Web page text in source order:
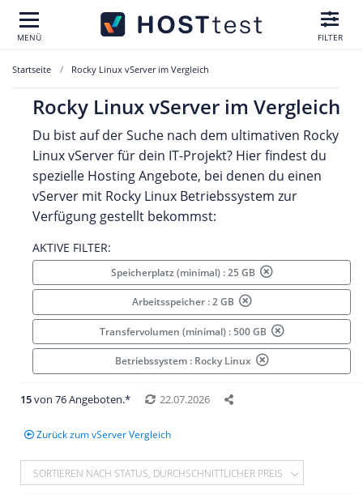
MENÜ FILTER
Startseite Rocky Linux vServer im Vergleich
Rocky Linux vServer im Vergleich
Du bist auf der Suche nach dem ultimativen Rocky
Linux vServer für dein IT-Projekt? Hier findest du
spezielle Hosting Angebote, bei denen du einen
vServer mit Rocky Linux Betriebssystem zur
Verfügung gestellt bekommst:
AKTIVE FILTER:
Speicherplatz (minimal) : 25 GB
Arbeitsspeicher : 2 GB
Transfervolumen (minimal) : 500 GB
Betriebssystem : Rocky Linux
15von 76 Angeboten.* 22.07.2026
Zurück zum vServer Vergleich
SORTIEREN NACH STATUS, DURCHSCHNITTLICHER PREIS